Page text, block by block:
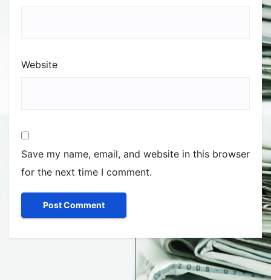
Website
Save my name, email, and website in this browser
for the next time I comment.